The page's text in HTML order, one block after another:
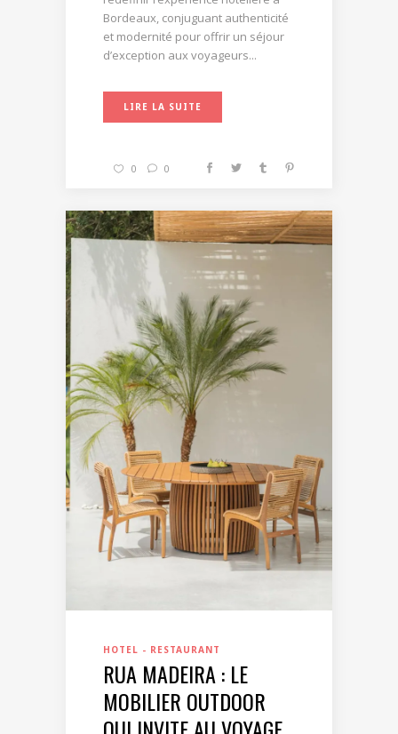
Bordeaux, conjuguant authenticité
et modernité pour offrir un séjour
d’exception aux voyageurs...
LIRE LA SUITE
0 0
HOTEL - RESTAURANT
RUA MADEIRA : LE
MOBILIER OUTDOOR